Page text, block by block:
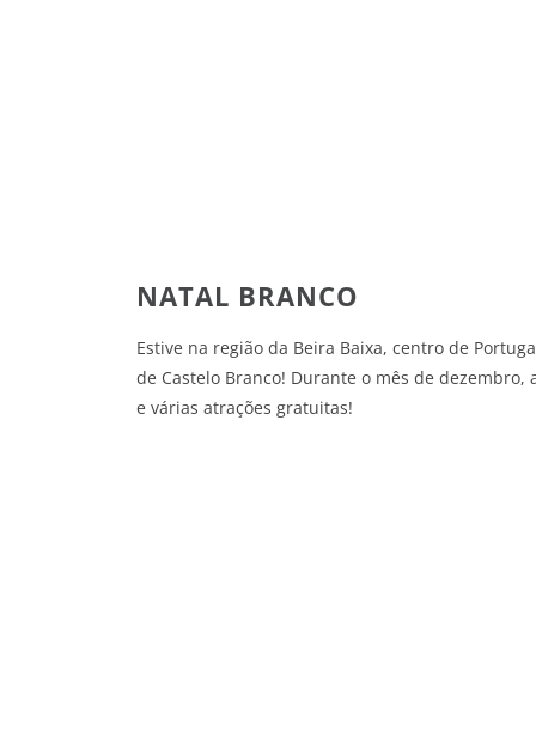
NATAL BRANCO
Estive na região da Beira Baixa, centro de
de Castelo Branco! Durante o mês de
e várias atrações gratuitas!